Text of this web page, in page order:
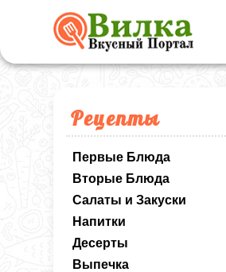
Рецепты
Первые Блюда
Вторые Блюда
Салаты и Закуски
Напитки
Десерты
Выпечка